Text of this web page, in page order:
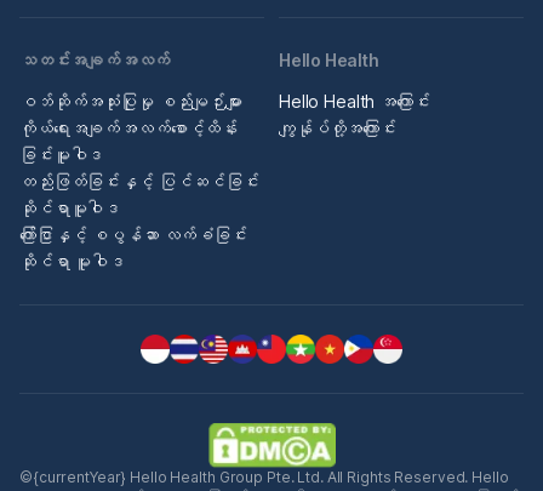
သတင်းအချက်အလက်
ဝဘ်ဆိုက်အသုံးပြုမှု စည်းမျဉ်းများ
ကိုယ်ရေးအချက်အလက်စောင့်ထိန်း
ခြင်းမူဝါဒ
တည်းဖြတ်ခြင်းနှင့် ပြင်ဆင်ခြင်း
ဆိုင်ရာမူဝါဒ
ကြော်ငြာနှင့် စပွန်ဆာ လက်ခံခြင်း
ဆိုင်ရာ မူဝါဒ
Hello Health
Hello Health အကြောင်း
ကျွန်ုပ်တို့အကြောင်း
©{currentYear} Hello Health Group Pte. Ltd. All Rights Reserved. Hello